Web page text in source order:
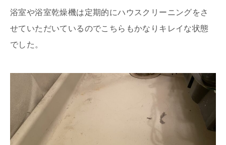
浴室や浴室乾燥機は定期的にハウスクリーニングをさ
せていただいているのでこちらもかなりキレイな状態
でした。